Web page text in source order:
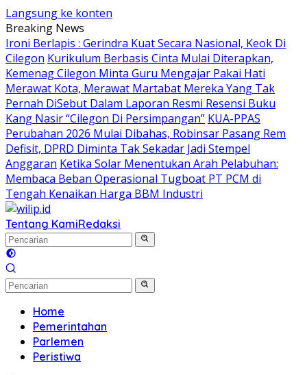
Langsung ke konten
Breaking News
Ironi Berlapis : Gerindra Kuat Secara Nasional, Keok Di
Cilegon Kurikulum Berbasis Cinta Mulai Diterapkan,
Kemenag Cilegon Minta Guru Mengajar Pakai Hati
Merawat Kota, Merawat Martabat Mereka Yang Tak
Pernah DiSebut Dalam Laporan Resmi Resensi Buku
Kang Nasir “Cilegon Di Persimpangan” KUA-PPAS
Perubahan 2026 Mulai Dibahas, Robinsar Pasang Rem
Defisit, DPRD Diminta Tak Sekadar Jadi Stempel
Anggaran Ketika Solar Menentukan Arah Pelabuhan:
Membaca Beban Operasional Tugboat PT PCM di
Tengah Kenaikan Harga BBM Industri
Tentang KamiRedaksi
Home
Pemerintahan
Parlemen
Peristiwa